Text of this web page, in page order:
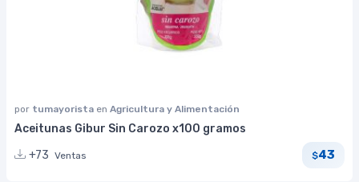
por tumayorista en Agricultura y Alimentación
Aceitunas Gibur Sin Carozo x100 gramos
+73 Ventas $43